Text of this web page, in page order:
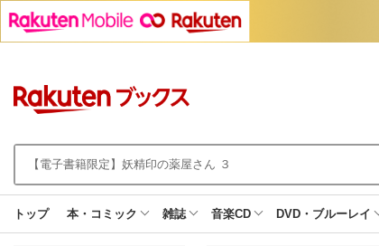
トップ 本・コミック 雑誌 音楽CD DVD・ブルーレイ